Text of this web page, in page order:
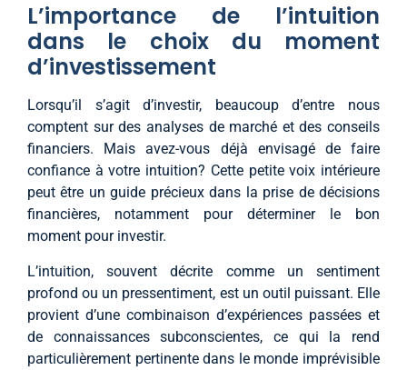
L’importance de l’intuition
dans le choix du moment
d’investissement
Lorsqu’il s’agit d’investir, beaucoup d’entre nous
comptent sur des analyses de marché et des conseils
financiers. Mais avez-vous déjà envisagé de faire
confiance à votre intuition? Cette petite voix intérieure
peut être un guide précieux dans la prise de décisions
financières, notamment pour déterminer le bon
moment pour investir.
L’intuition, souvent décrite comme un sentiment
profond ou un pressentiment, est un outil puissant. Elle
provient d’une combinaison d’expériences passées et
de connaissances subconscientes, ce qui la rend
particulièrement pertinente dans le monde imprévisible